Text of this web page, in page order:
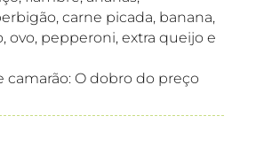
carne picada, banana,
ovo, pepperoni, extra queijo e
camarão: O dobro do preço